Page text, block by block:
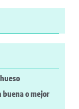
buena o mejor